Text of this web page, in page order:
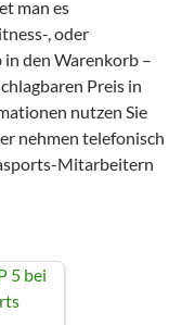
man es
, oder
den Warenkorb –
Preis in
nutzen Sie
nehmen telefonisch
Mitarbeitern